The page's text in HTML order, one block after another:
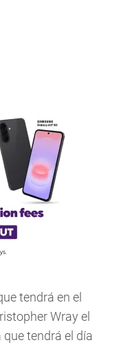
tendrá en el
Wray el
tendrá el día